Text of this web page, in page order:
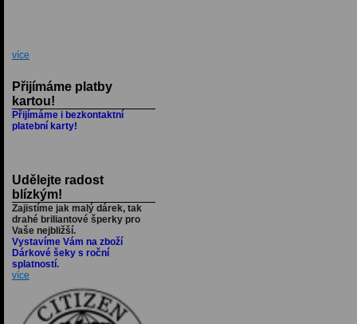
více
Přijímáme platby
kartou!
Přijímáme i bezkontaktní
platební karty!
Udělejte radost
blízkým!
Zajistíme jak malý dárek, tak
drahé briliantové šperky pro
Vaše nejbližší.
Vystavíme Vám na zboží
Dárkové šeky s roční
splatností.
více